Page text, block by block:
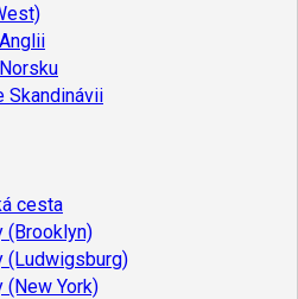
Skandinávii
cesta
(Brooklyn)
(Ludwigsburg)
(New York)